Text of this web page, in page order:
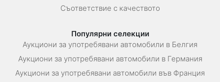
Съответствие с качеството
Популярни селекции
Аукциони за употребявани автомобили в Белгия
Аукциони за употребявани автомобили в Германия
Аукциони за употребявани автомобили във Франция